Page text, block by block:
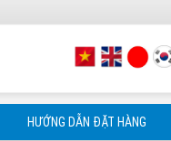
HƯỚNG DẪN ĐẶT HÀNG